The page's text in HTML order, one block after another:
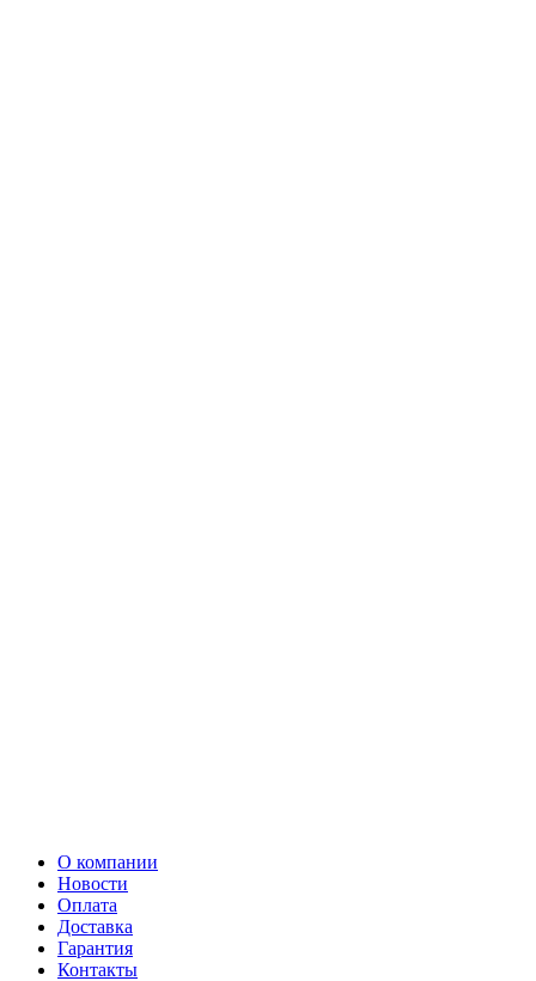
О компании
Новости
Оплата
Доставка
Гарантия
Контакты